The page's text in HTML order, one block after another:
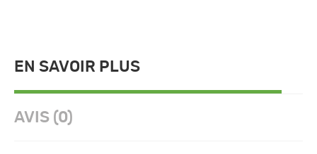
EN SAVOIR PLUS
AVIS (0)